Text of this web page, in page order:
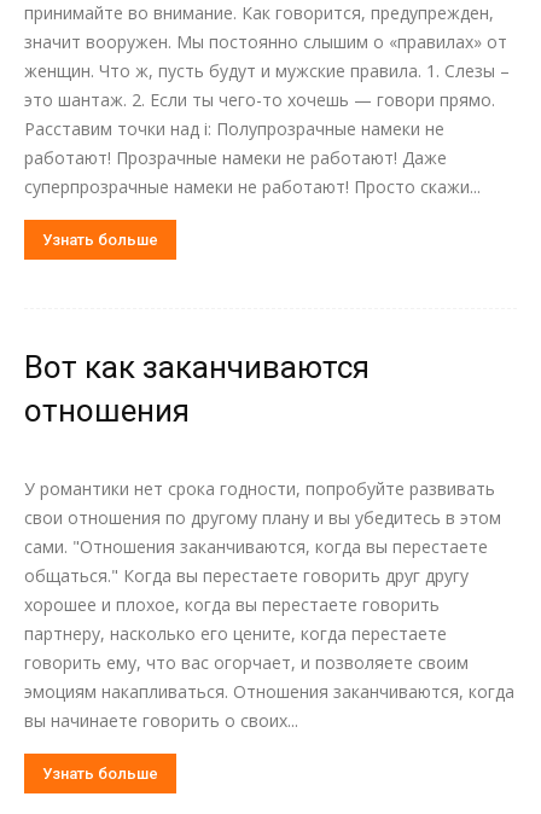
принимайте во внимание. Как говорится, предупрежден,
значит вооружен. Мы постоянно слышим о «правилах» от
женщин. Что ж, пусть будут и мужские правила. 1. Слезы –
это шантаж. 2. Если ты чего-то хочешь — говори прямо.
Расставим точки над i: Полупрозрачные намеки не
работают! Прозрачные намеки не работают! Даже
суперпрозрачные намеки не работают! Просто скажи...
Узнать больше
Вот как заканчиваются
отношения
У романтики нет срока годности, попробуйте развивать
свои отношения по другому плану и вы убедитесь в этом
сами. "Отношения заканчиваются, когда вы перестаете
общаться." Когда вы перестаете говорить друг другу
хорошее и плохое, когда вы перестаете говорить
партнеру, насколько его цените, когда перестаете
говорить ему, что вас огорчает, и позволяете своим
эмоциям накапливаться. Отношения заканчиваются, когда
вы начинаете говорить о своих...
Узнать больше